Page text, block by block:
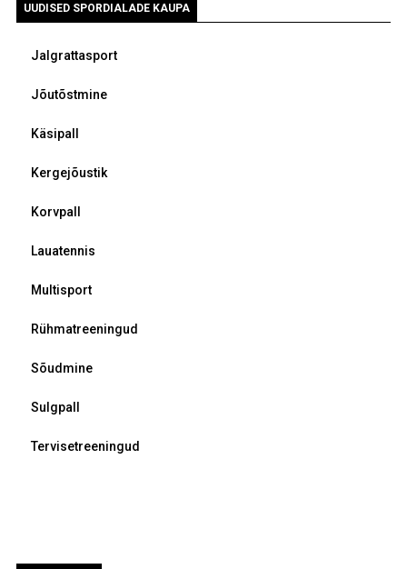
UUDISED SPORDIALADE KAUPA
Jalgrattasport
Jõutõstmine
Käsipall
Kergejõustik
Korvpall
Lauatennis
Multisport
Rühmatreeningud
Sõudmine
Sulgpall
Tervisetreeningud